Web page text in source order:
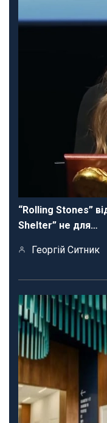
“Rolling Stones”
Shelter” не для…
Георгій Ситник